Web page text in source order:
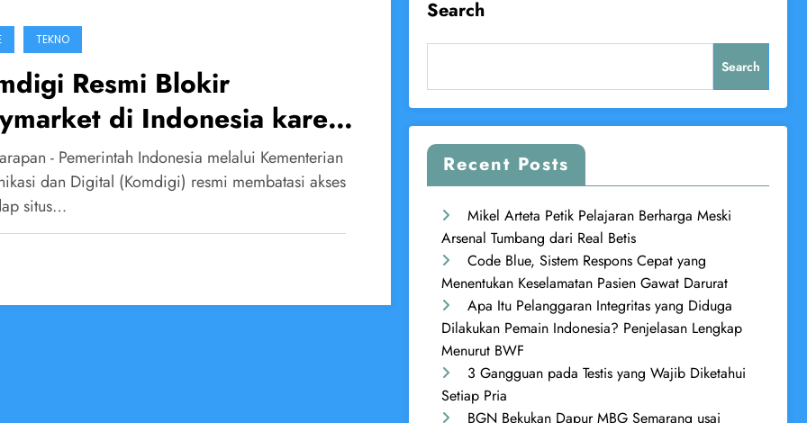
TEKNO
Resmi Blokir
di Indonesia karena
Judi Online Berbasis
- Pemerintah Indonesia melalui Kementerian
dan Digital (Komdigi) resmi membatasi akses
situs…
Search
Search
Recent Posts
Mikel Arteta Petik Pelajaran Berharga Meski
Arsenal Tumbang dari Real Betis
Code Blue, Sistem Respons Cepat yang
Menentukan Keselamatan Pasien Gawat Darurat
Apa Itu Pelanggaran Integritas yang Diduga
Dilakukan Pemain Indonesia? Penjelasan Lengkap
Menurut BWF
3 Gangguan pada Testis yang Wajib Diketahui
Setiap Pria
BGN Bekukan Dapur MBG Semarang usai